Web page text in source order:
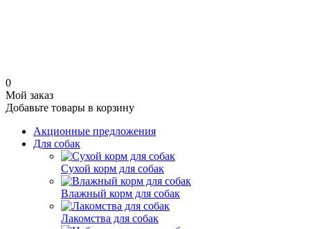
0
Мой заказ
Добавьте товары в корзину
Акционные предложения
Для собак
Сухой корм для собак
Влажный корм для собак
Лакомства для собак